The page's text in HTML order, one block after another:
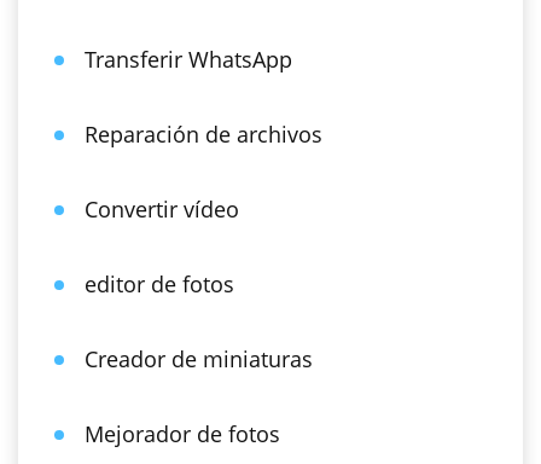
Transferir WhatsApp
Reparación de archivos
Convertir vídeo
editor de fotos
Creador de miniaturas
Mejorador de fotos